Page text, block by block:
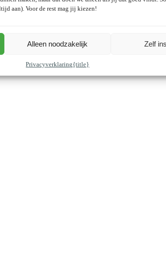
aan). Voor de rest mag jij kiezen!
Alleen noodzakelijk Zelf
Privacyverklaring{title}